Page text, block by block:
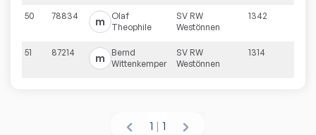
50 78834 m
Olaf
Theophile
SV RW
Westönnen
1342
51 87214 m
Bernd
Wittenkemper
SV RW
Westönnen
1314
1 | 1